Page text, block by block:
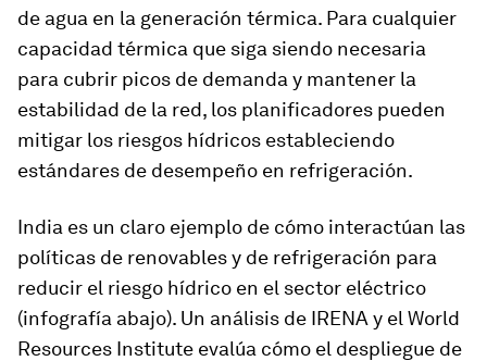
de agua en la generación térmica. Para cualquier
capacidad térmica que siga siendo necesaria
para cubrir picos de demanda y mantener la
estabilidad de la red, los planificadores pueden
mitigar los riesgos hídricos estableciendo
estándares de desempeño en refrigeración.
India es un claro ejemplo de cómo interactúan las
políticas de renovables y de refrigeración para
reducir el riesgo hídrico en el sector eléctrico
(infografía abajo). Un análisis de IRENA y el World
Resources Institute evalúa cómo el despliegue de